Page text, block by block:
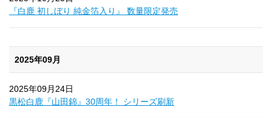
『白鹿 初しぼり 純金箔入り』 数量限定発売
2025年09月
2025年09月24日
黒松白鹿『山田錦』30周年！ シリーズ刷新